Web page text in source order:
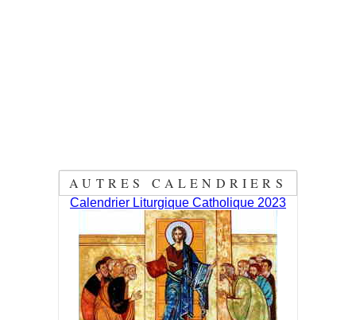
AUTRES CALENDRIERS
Calendrier Liturgique Catholique 2023